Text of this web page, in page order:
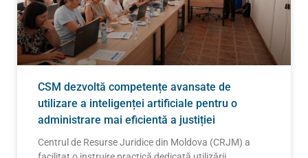
CSM dezvoltă competențe avansate de
utilizare a inteligenței artificiale pentru o
administrare mai eficientă a justiției
Centrul de Resurse Juridice din Moldova (CRJM) a